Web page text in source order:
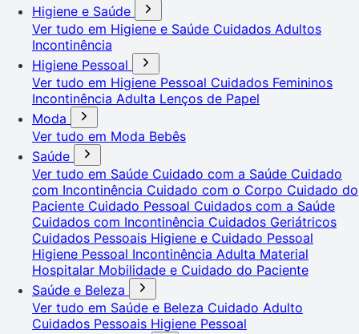
Higiene e Saúde
Ver tudo em Higiene e Saúde Cuidados Adultos
Incontinência
Higiene Pessoal
Ver tudo em Higiene Pessoal Cuidados Femininos
Incontinência Adulta Lenços de Papel
Moda
Ver tudo em Moda Bebês
Saúde
Ver tudo em Saúde Cuidado com a Saúde Cuidado
com Incontinência Cuidado com o Corpo Cuidado do
Paciente Cuidado Pessoal Cuidados com a Saúde
Cuidados com Incontinência Cuidados Geriátricos
Cuidados Pessoais Higiene e Cuidado Pessoal
Higiene Pessoal Incontinência Adulta Material
Hospitalar Mobilidade e Cuidado do Paciente
Saúde e Beleza
Ver tudo em Saúde e Beleza Cuidado Adulto
Cuidados Pessoais Higiene Pessoal